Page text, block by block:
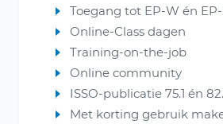
Toegang tot EP-W én
Online-Class dagen
Training-on-the-job
Online community
ISSO-publicatie 75.1 én
Met korting gebruik